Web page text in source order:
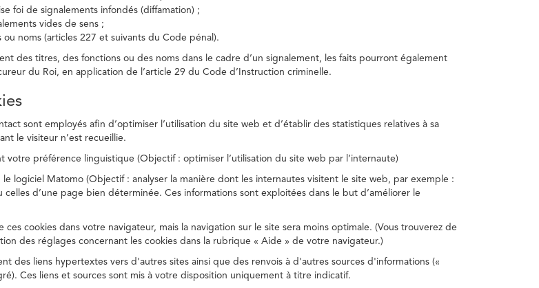
foi de signalements infondés (diffamation) ;
vides de sens ;
ou noms (articles 227 et suivants du Code pénal).
des titres, des fonctions ou des noms dans le cadre d’un signalement, les faits pourront également
du Roi, en application de l’article 29 du Code d’Instruction criminelle.
sont employés afin d’optimiser l’utilisation du site web et d’établir des statistiques relatives à sa
le visiteur n’est recueillie.
votre préférence linguistique (Objectif : optimiser l’utilisation du site web par l’internaute)
logiciel Matomo (Objectif : analyser la manière dont les internautes visitent le site web, par exemple :
celles d’une page bien déterminée. Ces informations sont exploitées dans le but d’améliorer le
ces cookies dans votre navigateur, mais la navigation sur le site sera moins optimale. (Vous trouverez de
des réglages concernant les cookies dans la rubrique « Aide » de votre navigateur.)
des liens hypertextes vers d'autres sites ainsi que des renvois à d'autres sources d'informations («
Ces liens et sources sont mis à votre disposition uniquement à titre indicatif.